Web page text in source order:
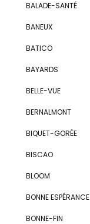
BALADE-SANTÉ
BANEUX
BATICO
BAYARDS
BELLE-VUE
BERNALMONT
BIQUET-GORÉE
BISCAO
BLOOM
BONNE ESPÉRANCE
BONNE-FIN